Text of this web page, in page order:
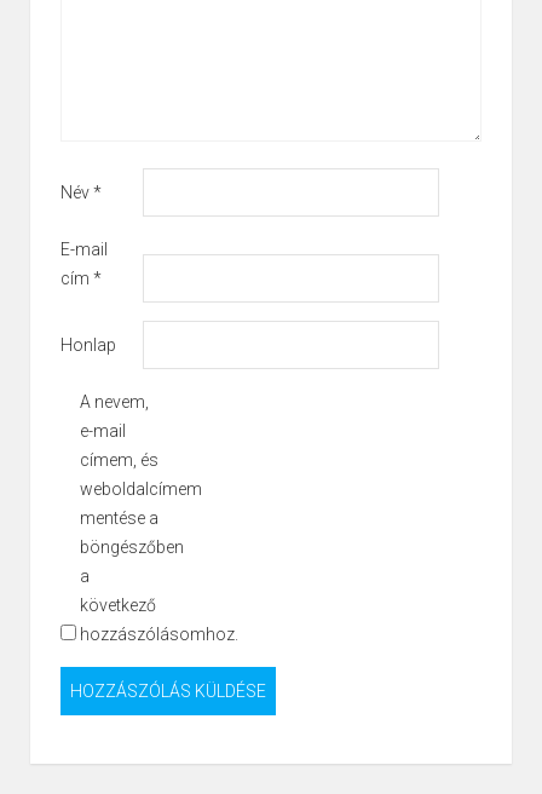
Név*
E-mail
cím *
Honlap
A nevem,
e-mail
címem, és
weboldalcímem
mentése a
böngészőben
a
következő
hozzászólásomhoz.